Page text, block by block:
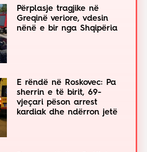
Përplasje tragjike në
Greqinë veriore, vdesin
nënë e bir nga Shqipëria
E rëndë në Roskovec: Pa
sherrin e të birit, 69-
vjeçari pëson arrest
kardiak dhe ndërron jetë